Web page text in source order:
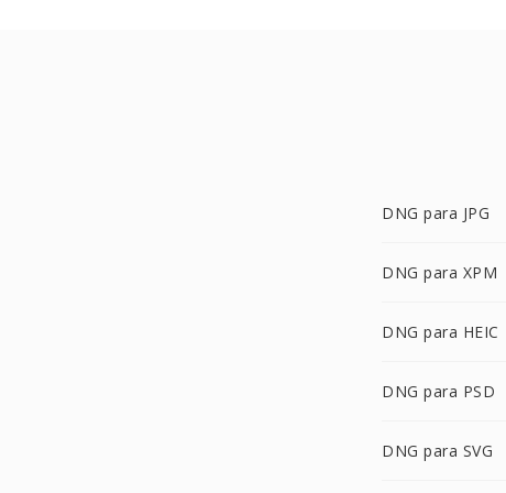
DNG para JPG
DNG para XPM
DNG para HEIC
DNG para PSD
DNG para SVG